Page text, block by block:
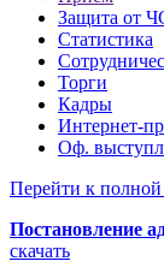
Защита от
Статистика
Торги
Кадры
Интернет-
Оф.
Перейти к полной
Постановление
скачать